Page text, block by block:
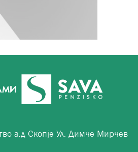
а.д Скопје Ул. Димче Мирчев